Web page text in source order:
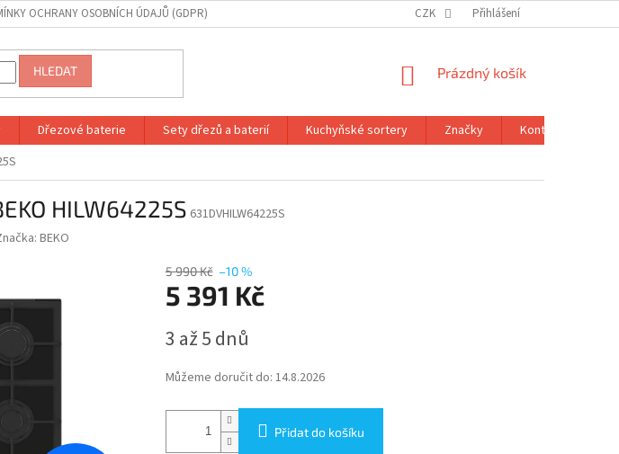
OCHRANY OSOBNÍCH ÚDAJŮ (GDPR) CZK Přihlášení
HLEDAT
NÁKUPNÍ
Prázdný košík
Dřezové baterie Sety dřezů a baterií Kuchyňské sortery Značky Kontakty
HILW64225S 631DVHILW64225S
BEKO
5 990 Kč –10 %
5 391 Kč
cena:
3 až 5 dnů
Můžeme doručit do: 14.8.2026
Přidat do košíku